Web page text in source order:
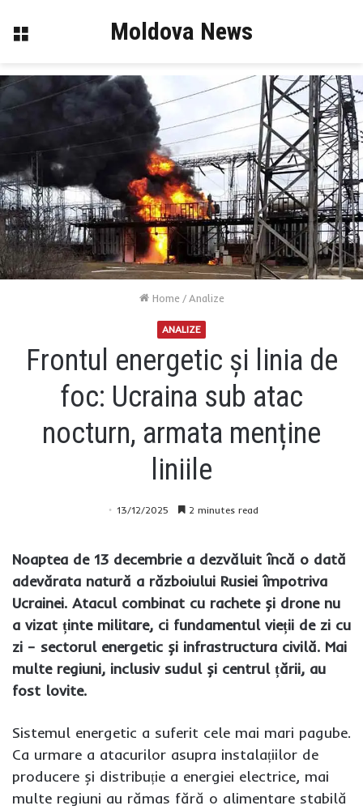
Menu Moldova News
Home / Analize
ANALIZE
Frontul energetic și linia de
foc: Ucraina sub atac
nocturn, armata menține
liniile
13/12/2025 2 minutes read
Noaptea de 13 decembrie a dezvăluit încă o dată
adevărata natură a războiului Rusiei împotriva
Ucrainei. Atacul combinat cu rachete și drone nu
a vizat ținte militare, ci fundamentul vieții de zi cu
zi – sectorul energetic și infrastructura civilă. Mai
multe regiuni, inclusiv sudul și centrul țării, au
fost lovite.
Sistemul energetic a suferit cele mai mari pagube.
Ca urmare a atacurilor asupra instalațiilor de
producere și distribuție a energiei electrice, mai
multe regiuni au rămas fără o alimentare stabilă